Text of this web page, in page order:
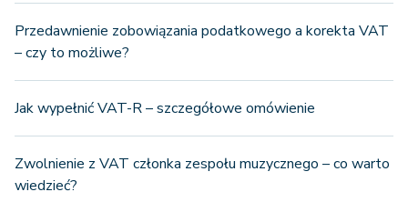
Przedawnienie zobowiązania podatkowego a korekta VAT
– czy to możliwe?
Jak wypełnić VAT-R – szczegółowe omówienie
Zwolnienie z VAT członka zespołu muzycznego – co warto
wiedzieć?